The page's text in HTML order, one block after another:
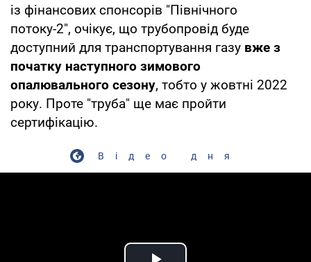
із фінансових спонсорів "Північного
потоку-2", очікує, що трубопровід буде
доступний для транспортування газу вже з
початку наступного зимового
опалювального сезону, тобто у жовтні 2022
року. Проте "труба" ще має пройти
сертифікацію.
Відео дня